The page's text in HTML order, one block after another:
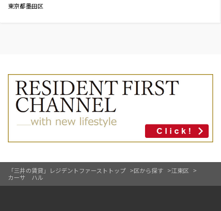
「三井の賃貸」レジデントファーストトップ 区から探す
江東区
カーサ ハル
東京都墨田区